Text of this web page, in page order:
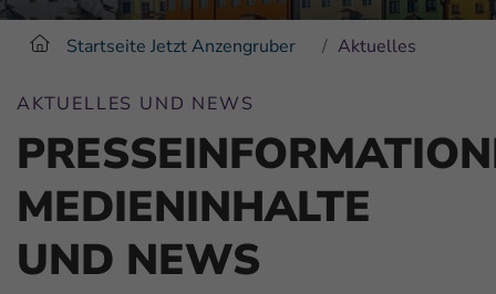
Startseite Jetzt Anzengruber Aktuelles
AKTUELLES UND NEWS
MEDIENINHALTE
UND NEWS